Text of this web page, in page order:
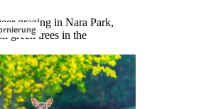
grazing in Nara Park,
green trees in the